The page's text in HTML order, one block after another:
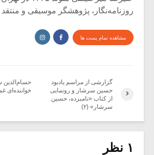
روزنامه‌نگار، پژوهشگر موسیقی و
مشاهده تمام پست ها
حسام‌الدین
خواننده‌ای
گزارشی از مراسم یادبود
حسین سرشار و رونمایی
از کتاب «نامبرده، حسین
سرشار» (۲)
۱ نظر